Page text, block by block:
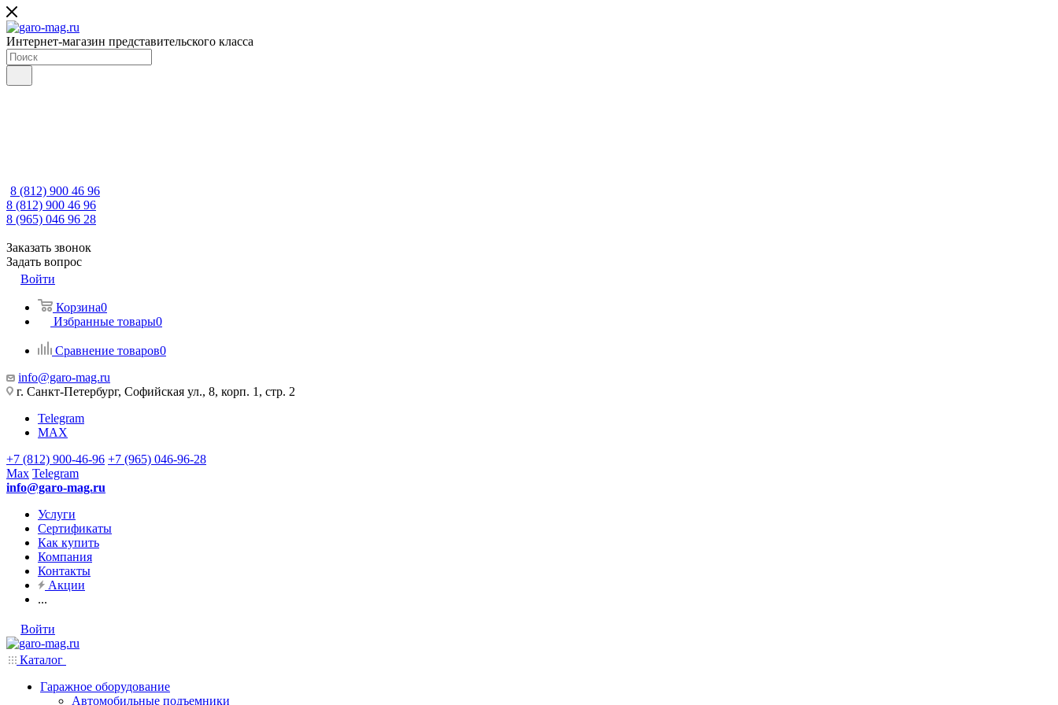
Интернет-магазин представительского класса
8 (812) 900 46 96
8 (812) 900 46 96
8 (965) 046 96 28
Заказать звонок
Задать вопрос
Войти
Корзина0
Избранные товары0
Сравнение товаров0
info@garo-mag.ru
г. Санкт-Петербург, Софийская ул., 8, корп. 1, стр. 2
Telegram
MAX
+7 (812) 900-46-96 +7 (965) 046-96-28
Max Telegram
info@garo-mag.ru
Услуги
Сертификаты
Как купить
Компания
Контакты
Акции
...
Войти
Каталог
Гаражное оборудование
Автомобильные подъемники